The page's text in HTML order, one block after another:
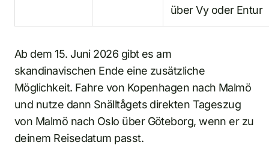
über Vy oder Entur
Ab dem 15. Juni 2026 gibt es am
skandinavischen Ende eine zusätzliche
Möglichkeit. Fahre von Kopenhagen nach Malmö
und nutze dann Snälltågets direkten Tageszug
von Malmö nach Oslo über Göteborg, wenn er zu
deinem Reisedatum passt.